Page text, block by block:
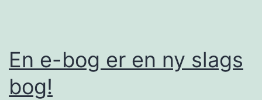
En e-bog er en ny slags
bog!